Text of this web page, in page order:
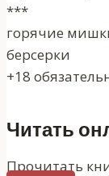
***
горячие
берсерки
+18
Читать
Прочитать